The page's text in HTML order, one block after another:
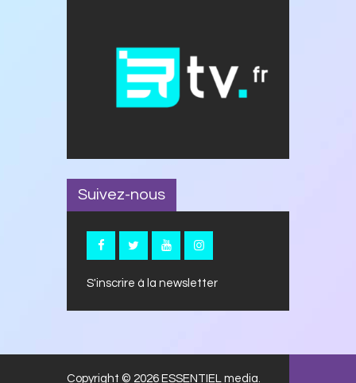
Suivez-nous
S'inscrire à la newsletter
Copyright © 2026 ESSENTIEL media.